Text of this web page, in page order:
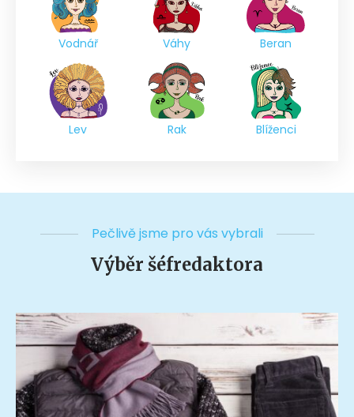
Vodnář Váhy Beran
Lev Rak Blíženci
Pečlivě jsme pro vás vybrali
Výběr šéfredaktora